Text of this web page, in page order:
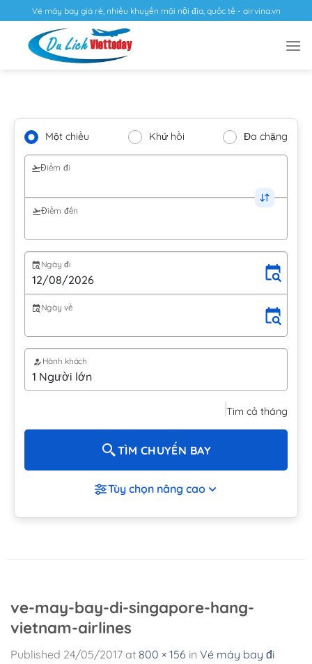
Vé máy bay giá rẻ, nhiều khuyến mãi nội địa, quốc tế - airvina.vn
Một chiều Khứ hồi Đa chặng
Điểm đi
Điểm đến
Ngày đi
Ngày về
Hành khách
Tìm cả tháng
TÌM CHUYẾN BAY
Tùy chọn nâng cao
ve-may-bay-di-singapore-hang-
vietnam-airlines
Published 24/05/2017 at 800 × 156 in Vé máy bay đi